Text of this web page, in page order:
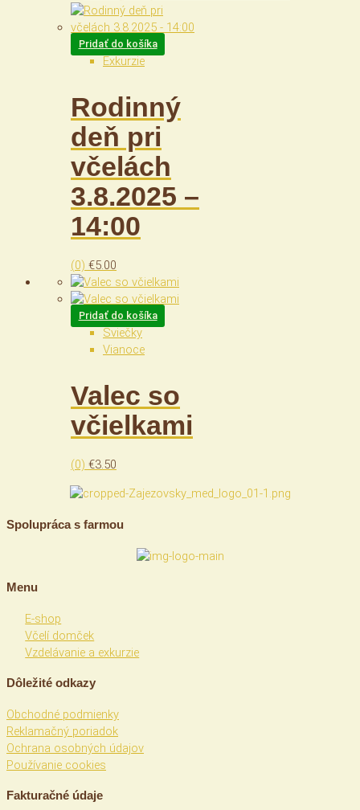
Pridať do košíka
Exkurzie
Rodinný
deň pri
včelách
3.8.2025 –
14:00
(0) €5.00
Pridať do košíka
Sviečky
Vianoce
Valec so
včielkami
(0) €3.50
Spolupráca s farmou
Menu
E-shop
Včelí domček
Vzdelávanie a exkurzie
Dôležité odkazy
Obchodné podmienky
Reklamačný poriadok
Ochrana osobných údajov
Používanie cookies
Fakturačné údaje